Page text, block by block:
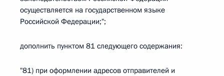
осуществляется на государственном языке
Российской Федерации;";
дополнить пунктом 81 следующего содержания:
"81) при оформлении адресов отправителей и